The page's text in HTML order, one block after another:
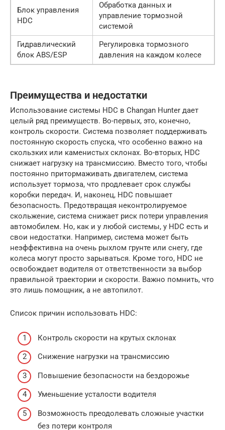
Блок управления
HDC
Обработка данных и
управление тормозной
системой
Гидравлический
блок ABS/ESP
Регулировка тормозного
давления на каждом колесе
Преимущества и недостатки
Использование системы HDC в Changan Hunter дает
целый ряд преимуществ. Во-первых, это, конечно,
контроль скорости. Система позволяет поддерживать
постоянную скорость спуска, что особенно важно на
скользких или каменистых склонах. Во-вторых, HDC
снижает нагрузку на трансмиссию. Вместо того, чтобы
постоянно притормаживать двигателем, система
использует тормоза, что продлевает срок службы
коробки передач. И, наконец, HDC повышает
безопасность. Предотвращая неконтролируемое
скольжение, система снижает риск потери управления
автомобилем. Но, как и у любой системы, у HDC есть и
свои недостатки. Например, система может быть
неэффективна на очень рыхлом грунте или снегу, где
колеса могут просто зарываться. Кроме того, HDC не
освобождает водителя от ответственности за выбор
правильной траектории и скорости. Важно помнить, что
это лишь помощник, а не автопилот.
Список причин использовать HDC:
Контроль скорости на крутых склонах
Снижение нагрузки на трансмиссию
Повышение безопасности на бездорожье
Уменьшение усталости водителя
Возможность преодолевать сложные участки
без потери контроля